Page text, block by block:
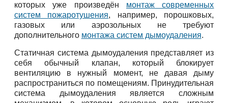
которых уже произведён монтаж современных
систем пожаротушения, например, порошковых,
газовых или аэрозольных не требуют
дополнительного монтажа систем дымоудаления.
Статичная система дымоудаления представляет из
себя обычный клапан, который блокирует
вентиляцию в нужный момент, не давая дыму
распространиться по помещениям. Принудительная
система дымоудаления является сложным